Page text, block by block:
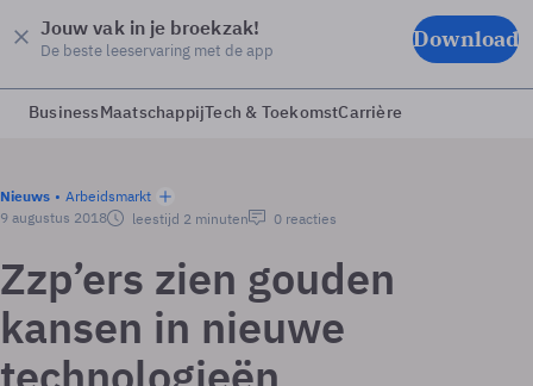
Jouw vak in je broekzak!
De beste leeservaring met de app Download
BusinessMaatschappijTech & ToekomstCarrière
Nieuws
Arbeidsmarkt
9 augustus 2018
leestijd 2 minuten 0 reacties
Zzp’ers zien gouden
kansen in nieuwe